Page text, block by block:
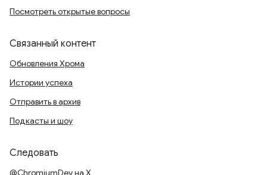
Посмотреть открытые вопросы
Связанный контент
Обновления Хрома
Истории успеха
Отправить в архив
Подкасты и шоу
Следовать
@ChromiumDev на X